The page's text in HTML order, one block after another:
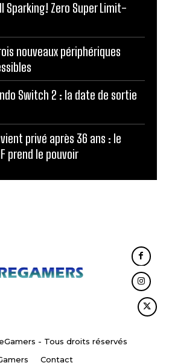
Sparking! Zero Super Limit-
nouveaux périphériques
Switch 2 : la date de sortie
privé après 36 ans : le
prend le pouvoir
- Tous droits réservés
Contact